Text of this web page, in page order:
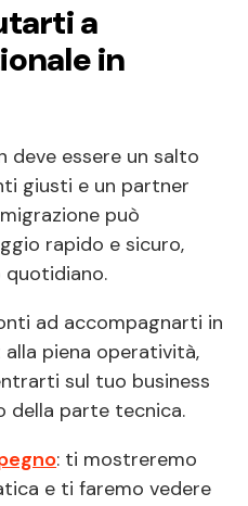
a
in
deve essere un salto
giusti e un partner
può
rapido e sicuro,
quotidiano.
ad accompagnarti in
piena operatività,
sul tuo business
della parte tecnica.
: ti mostreremo
e ti faremo vedere